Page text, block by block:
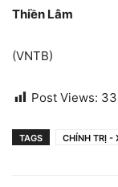
Thiền Lâm
(VNTB)
Post Views:
TAGS CHÍNH TRỊ -